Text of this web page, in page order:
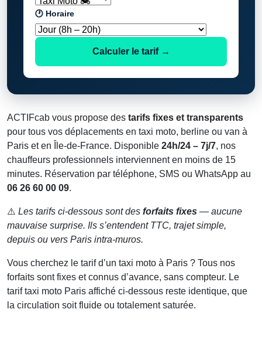
🕐 Horaire
Calculer le tarif →
ACTIFcab vous propose des tarifs fixes et transparents
pour tous vos déplacements en taxi moto, berline ou van à
Paris et en Île-de-France. Disponible 24h/24 – 7j/7, nos
chauffeurs professionnels interviennent en moins de 15
minutes. Réservation par téléphone, SMS ou WhatsApp au
06 26 60 00 09.
⚠️ Les tarifs ci-dessous sont des forfaits fixes — aucune
mauvaise surprise. Ils s’entendent TTC, trajet simple,
depuis ou vers Paris intra-muros.
Vous cherchez le tarif d’un taxi moto à Paris ? Tous nos
forfaits sont fixes et connus d’avance, sans compteur. Le
tarif taxi moto Paris affiché ci-dessous reste identique, que
la circulation soit fluide ou totalement saturée.